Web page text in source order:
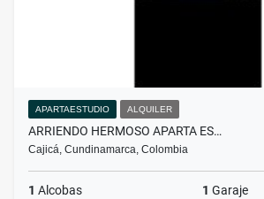
APARTAESTUDIO ALQUILER
ARRIENDO HERMOSO APARTA ES…
Cajicá, Cundinamarca, Colombia
1 Alcobas 1 Garaje